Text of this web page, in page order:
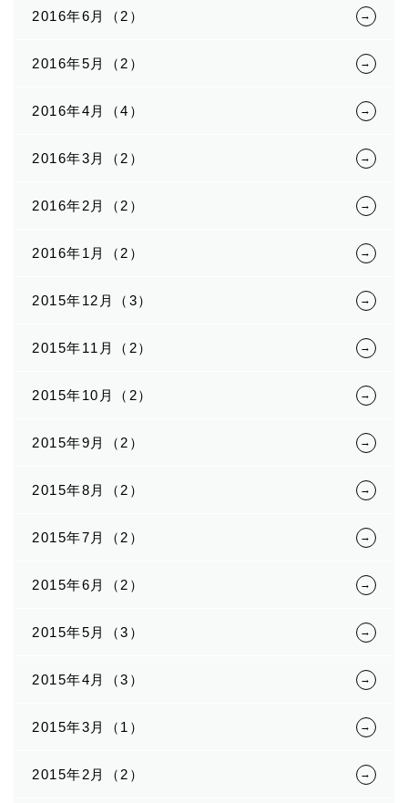
2016年6月（2）
2016年5月（2）
2016年4月（4）
2016年3月（2）
2016年2月（2）
2016年1月（2）
2015年12月（3）
2015年11月（2）
2015年10月（2）
2015年9月（2）
2015年8月（2）
2015年7月（2）
2015年6月（2）
2015年5月（3）
2015年4月（3）
2015年3月（1）
2015年2月（2）